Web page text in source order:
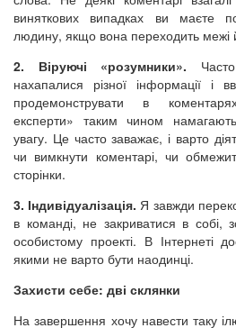
виняткових випадках ви маєте
людину, якщо вона переходить межі
2. Віруючі «розумники».
нахапалися різної інформації і
продемонструвати в
експерти» таким чином
увагу. Це часто заважає, і варто
чи вимкнути коментарі, чи
сторінки.
3. Індивідуалізація. Я завжди
в команді, не закриватися в собі,
особистому проекті. В Інтернеті
якими не варто бути наодинці.
Захисти себе: дві склянки
На завершення хочу навести таку